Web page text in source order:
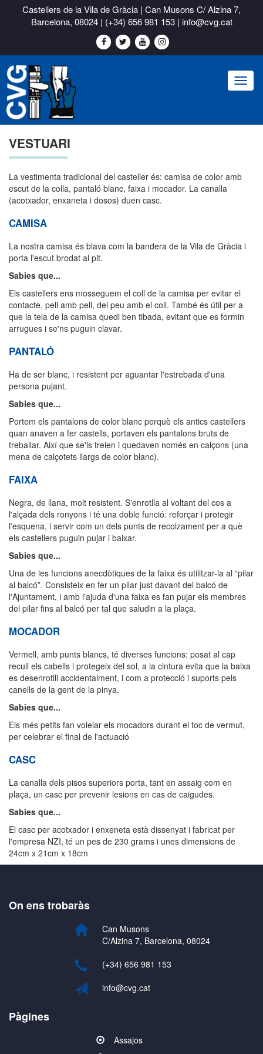
Castellers de la Vila de Gràcia | Can Musons C/ Alzina 7,
Barcelona, 08024 | (+34) 656 981 153| info@cvg.cat
VESTUARI
La vestimenta tradicional del casteller és: camisa de color amb
escut de la colla, pantaló blanc, faixa i mocador. La canalla
(acotxador, enxaneta i dosos) duen casc.
CAMISA
La nostra camisa és blava com la bandera de la Vila de Gràcia i
porta l'escut brodat al pit.
Sabies que...
Els castellers ens mosseguem el coll de la camisa per evitar el
contacte, pell amb pell, del peu amb el coll. També és útil per a
que la tela de la camisa quedi ben tibada, evitant que es formin
arrugues i se'ns puguin clavar.
PANTALÓ
Ha de ser blanc, i resistent per aguantar l'estrebada d'una
persona pujant.
Sabies que...
Portem els pantalons de color blanc perquè els antics castellers
quan anaven a fer castells, portaven els pantalons bruts de
treballar. Així que se'ls treien i quedaven només en calçons (una
mena de calçotets llargs de color blanc).
FAIXA
Negra, de llana, molt resistent. S'enrotlla al voltant del cos a
l'alçada dels ronyons i té una doble funció: reforçar i protegir
l'esquena, i servir com un dels punts de recolzament per a què
els castellers puguin pujar i baixar.
Sabies que...
Una de les funcions anecdòtiques de la faixa és utilitzar-la al “pilar
al balcó”. Consisteix en fer un pilar just davant del balcó de
l'Ajuntament, i amb l'ajuda d'una faixa es fan pujar els membres
del pilar fins al balcó per tal que saludin a la plaça.
MOCADOR
Vermell, amb punts blancs, té diverses funcions: posat al cap
recull els cabells i protegeix del sol, a la cintura evita que la baixa
es desenrotlli accidentalment, i com a protecció i suports pels
canells de la gent de la pinya.
Sabies que...
Els més petits fan voleiar els mocadors durant el toc de vermut,
per celebrar el final de l'actuació
CASC
La canalla dels pisos superiors porta, tant en assaig com en
plaça, un casc per prevenir lesions en cas de caigudes.
Sabies que...
El casc per acotxador i enxeneta està dissenyat i fabricat per
l'empresa NZI, té un pes de 230 grams i unes dimensions de
24cm x 21cm x 18cm
On ens trobaràs
Can Musons
C/Alzina 7, Barcelona, 08024
(+34) 656 981 153
info@cvg.cat
Pàgines
Assajos